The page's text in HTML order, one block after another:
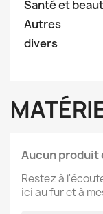
Santé et
Autres
divers
Aucun produit
Restez à
ici au fur et à